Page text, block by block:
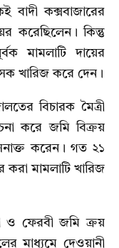
বাদী কক্সবাজারের
করেছিলেন। কিন্তু
মামলাটি দায়ের
খারিজ করে দেন।
বিচারক মৈত্রী
করে জমি বিক্রয়
করেন। গত ২১
মামলাটি খারিজ
ও ফেরবী জমি ক্রয়
মাধ্যমে দেওয়ানী